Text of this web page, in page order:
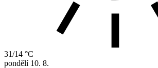
31/14 °C
pondělí 10. 8.